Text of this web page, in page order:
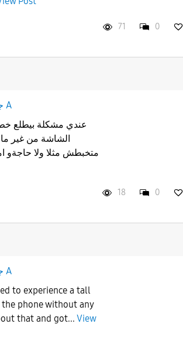
71 0
جالاكسى A
عندي مشكلة بيطلع
الشاشة من غير
متخبطش مثلا ولا حاجةو
18 0
جالاكسى A
to experience a tall
phone without any
that and got... View